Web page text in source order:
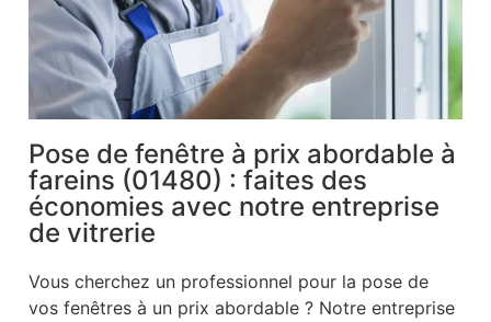
Pose de fenêtre à prix abordable à
fareins (01480) : faites des
économies avec notre entreprise
de vitrerie
Vous cherchez un professionnel pour la pose de
vos fenêtres à un prix abordable ? Notre entreprise